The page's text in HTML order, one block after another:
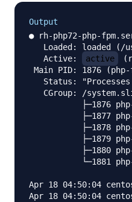
Output
● rh-php72-php-
Loaded: loaded (/
   Active:
active
Main PID: 1876 (php-
Status:
CGroup: /
├─1876
├─1877
├─1878
├─1879
├─1880
└─1881
Apr 18 04:50:04
Apr 18 04:50:04